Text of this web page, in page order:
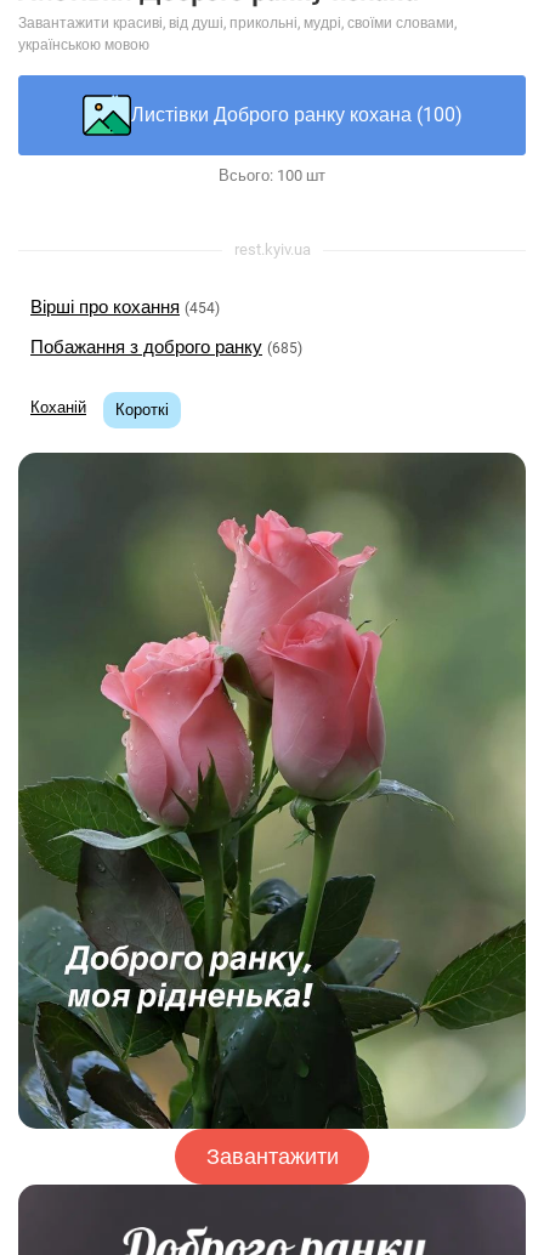
Завантажити красиві, від душі, прикольні, мудрі, своїми словами,
українською мовою
Листівки Доброго ранку кохана (100)
Всього: 100 шт
rest.kyiv.ua
Вірші про кохання (454)
Побажання з доброго ранку (685)
Коханій Короткі
Завантажити